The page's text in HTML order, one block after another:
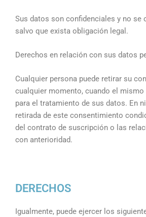
Sus datos son confidenciales y no se
salvo que exista obligación legal.
Derechos en relación con sus datos
Cualquier persona puede retirar su
cualquier momento, cuando el mismo
para el tratamiento de sus datos. En
retirada de este consentimiento
del contrato de suscripción o las
con anterioridad.
DERECHOS
Igualmente, puede ejercer los